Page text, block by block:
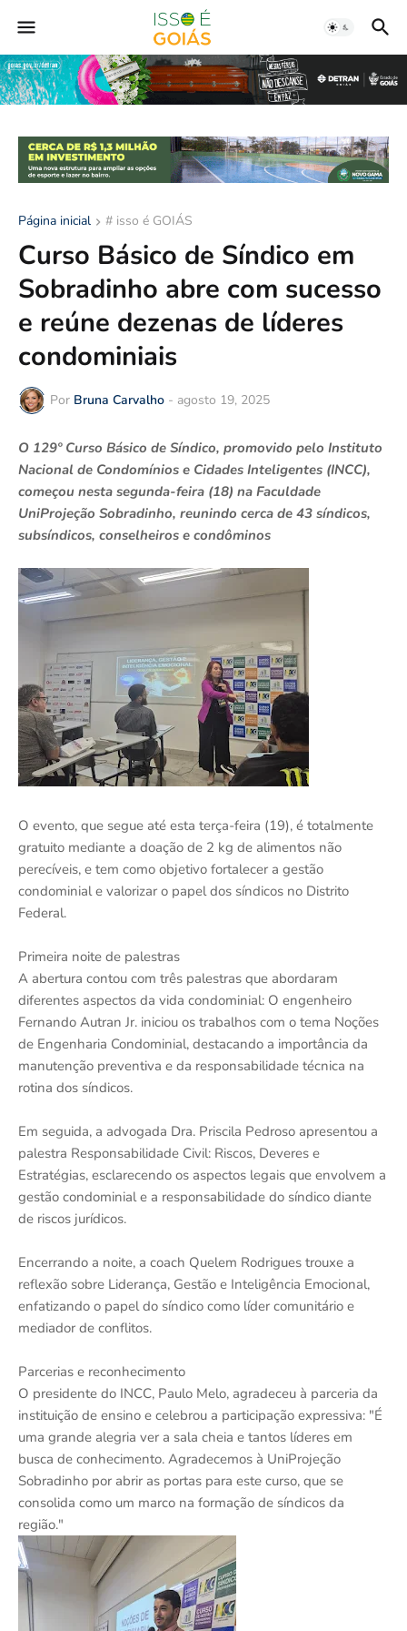
Página inicial # isso é GOIÁS
Curso Básico de Síndico em
Sobradinho abre com sucesso
e reúne dezenas de líderes
condominiais
Por Bruna Carvalho - agosto 19, 2025
O 129º Curso Básico de Síndico, promovido pelo Instituto
Nacional de Condomínios e Cidades Inteligentes (INCC),
começou nesta segunda-feira (18) na Faculdade
UniProjeção Sobradinho, reunindo cerca de 43 síndicos,
subsíndicos, conselheiros e condôminos
O evento, que segue até esta terça-feira (19), é totalmente
gratuito mediante a doação de 2 kg de alimentos não
perecíveis, e tem como objetivo fortalecer a gestão
condominial e valorizar o papel dos síndicos no Distrito
Federal.
Primeira noite de palestras
A abertura contou com três palestras que abordaram
diferentes aspectos da vida condominial: O engenheiro
Fernando Autran Jr. iniciou os trabalhos com o tema Noções
de Engenharia Condominial, destacando a importância da
manutenção preventiva e da responsabilidade técnica na
rotina dos síndicos.
Em seguida, a advogada Dra. Priscila Pedroso apresentou a
palestra Responsabilidade Civil: Riscos, Deveres e
Estratégias, esclarecendo os aspectos legais que envolvem a
gestão condominial e a responsabilidade do síndico diante
de riscos jurídicos.
Encerrando a noite, a coach Quelem Rodrigues trouxe a
reflexão sobre Liderança, Gestão e Inteligência Emocional,
enfatizando o papel do síndico como líder comunitário e
mediador de conflitos.
Parcerias e reconhecimento
O presidente do INCC, Paulo Melo, agradeceu à parceria da
instituição de ensino e celebrou a participação expressiva: "É
uma grande alegria ver a sala cheia e tantos líderes em
busca de conhecimento. Agradecemos à UniProjeção
Sobradinho por abrir as portas para este curso, que se
consolida como um marco na formação de síndicos da
região."